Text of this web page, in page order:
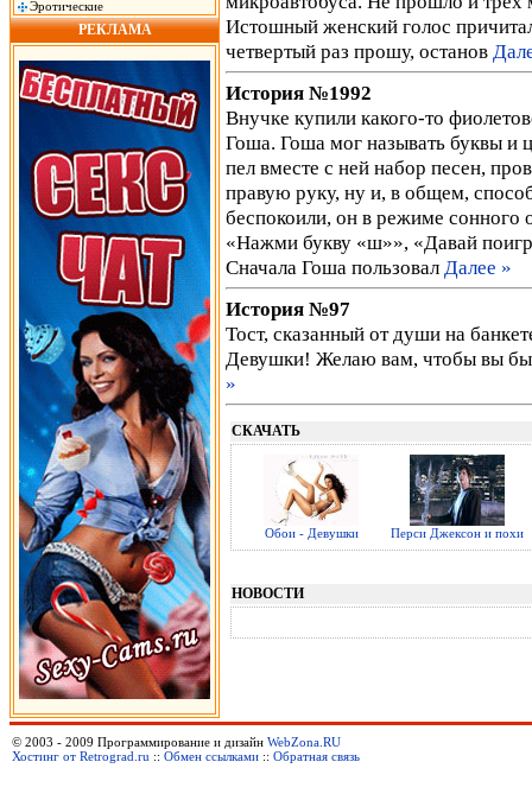
Эротические
РЕКЛАМА
Истошный женский голос
четвертый раз прошу, останов
История №1992
Внучке купили какого-то
Гоша. Гоша мог называть буквы и
пел вместе с ней набор песен,
правую руку, ну и, в общем,
беспокоили, он в режиме сонного
«Нажми букву «ш»», «Давай
Сначала Гоша пользовал Далее »
История №97
Тост, сказанный от души на
Девушки! Желаю вам, чтобы вы
»
СКАЧАТЬ
Обои - Девушки Перси Джексон и похи
НОВОСТИ
© 2003 - 2009 Программирование и дизайн WebZona.RU
Хостинг от Retrograd.ru :: Обмен ссылками :: Обратная связь